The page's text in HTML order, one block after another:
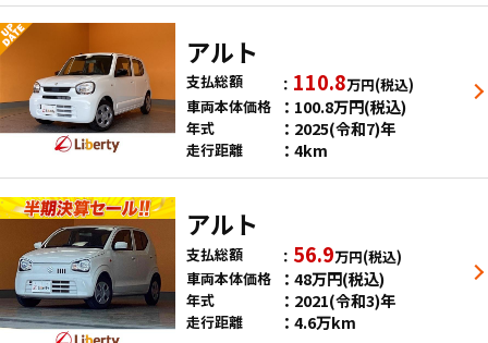
アルト
支払総額 110.8万円(税込)
車両本体価格
100.8万円(税込)
年式 2025(令和7)年
走行距離 4km
アルト
支払総額 56.9万円(税込)
車両本体価格
48万円(税込)
年式 2021(令和3)年
走行距離 4.6万km